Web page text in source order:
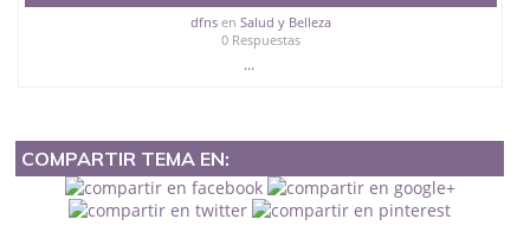
dfnsen Salud y Belleza
0 Respuestas
...
COMPARTIR TEMA EN: